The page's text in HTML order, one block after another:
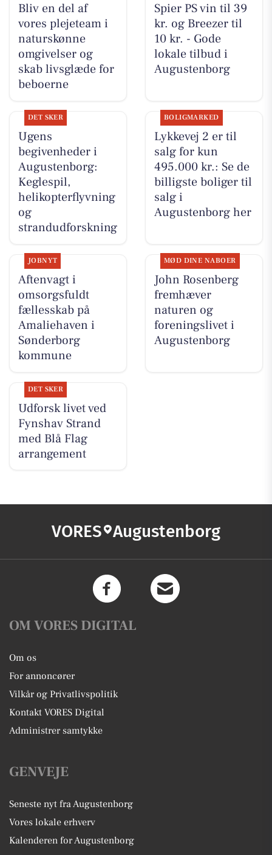
Bliv en del af
vores plejeteam i
naturskønne
omgivelser og
skab livsglæde for
beboerne
Spier PS vin til 39
kr. og Breezer til
10 kr. - Gode
lokale tilbud i
Augustenborg
DET SKER
Ugens
begivenheder i
Augustenborg:
Keglespil,
helikopterflyvning
og
strandudforskning
BOLIGMARKED
Lykkevej 2 er til
salg for kun
495.000 kr.: Se de
billigste boliger til
salg i
Augustenborg her
JOBNYT
Aftenvagt i
omsorgsfuldt
fællesskab på
Amaliehaven i
Sønderborg
kommune
MØD DINE NABOER
John Rosenberg
fremhæver
naturen og
foreningslivet i
Augustenborg
DET SKER
Udforsk livet ved
Fynshav Strand
med Blå Flag
arrangement
VORES Augustenborg
OM VORES DIGITAL
Om os
For annoncører
Vilkår og Privatlivspolitik
Kontakt VORES Digital
Administrer samtykke
GENVEJE
Seneste nyt fra Augustenborg
Vores lokale erhverv
Kalenderen for Augustenborg